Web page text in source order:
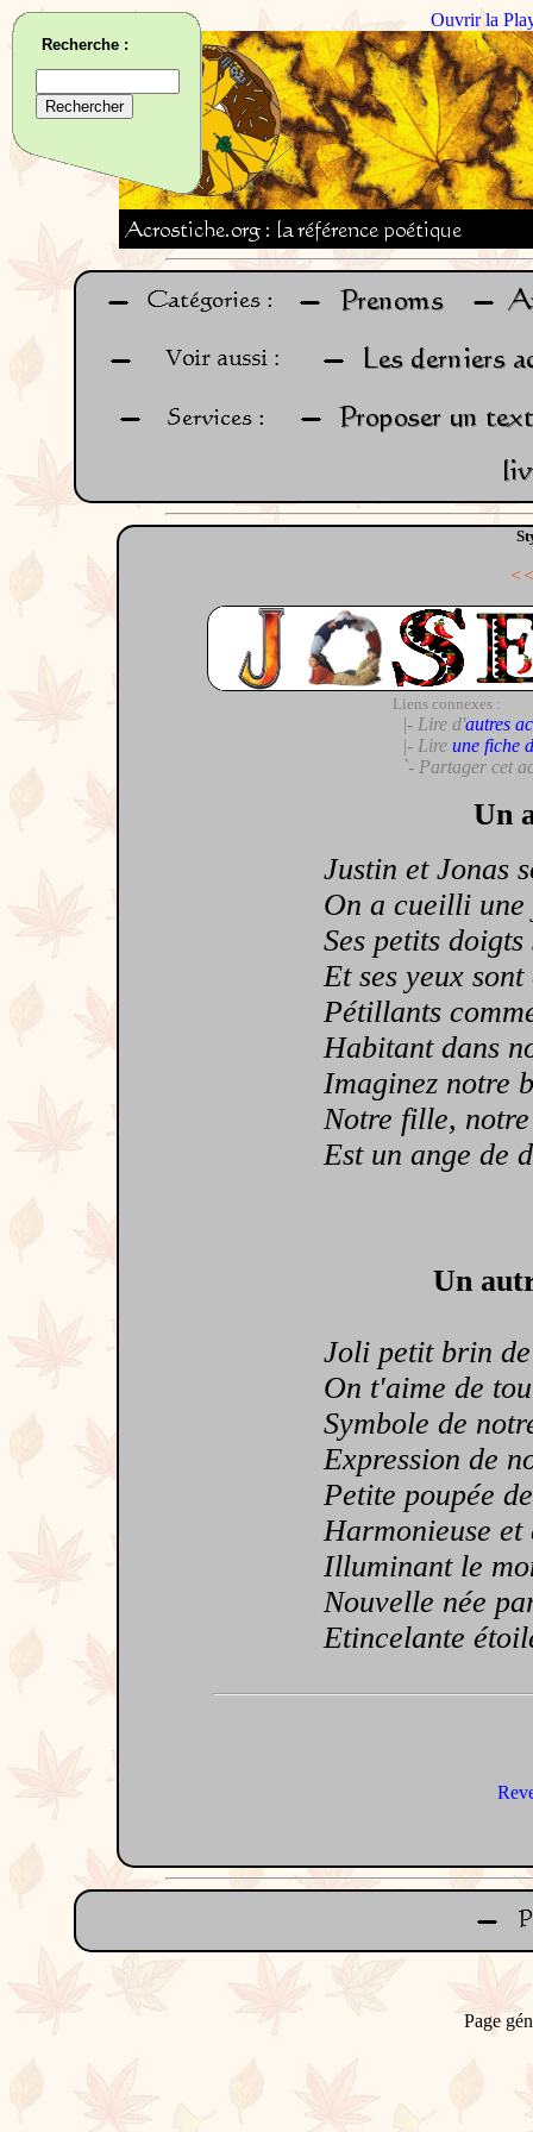
Ouvrir la
Liens connexes :
|- Lire d'autres
|- Lire une fiche
`- Partager cet
Un
Justin et Jonas
On a cueilli une
Ses petits doigts
Et ses yeux sont
Pétillants
Habitant dans
Imaginez notre
Notre fille, notre
Est un ange de
Un
Joli petit brin
On t'aime de
Symbole de
Expression de
Petite poupée
Harmonieuse et
Illuminant le
Nouvelle née
Etincelante
Recherche :
Page